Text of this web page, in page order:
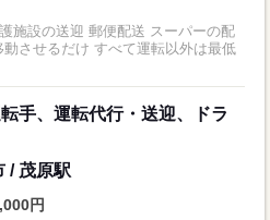
施設の送迎 郵便配送 スーパーの配
させるだけ すべて運転以外は最低
手、運転代行・送迎、ドラ
/ 茂原駅
円